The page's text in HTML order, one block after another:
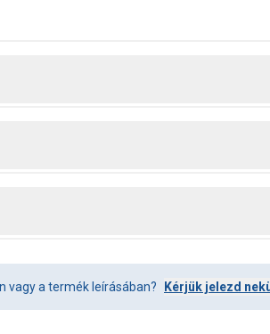
vagy a termék leírásában? Kérjük jelezd